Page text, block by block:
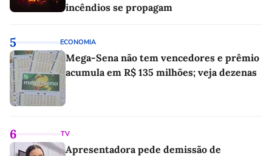
incêndios se propagam
5 ECONOMIA
Mega-Sena não tem vencedores e prêmio
acumula em R$ 135 milhões; veja dezenas
6 TV
Apresentadora pede demissão de